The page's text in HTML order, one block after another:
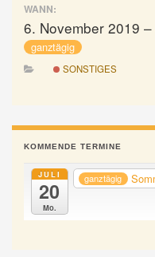
WANN:
6. November 2019
ganztägig
SONSTIGES
KOMMENDE TERMINE
JULI
20
Mo.
ganztägig